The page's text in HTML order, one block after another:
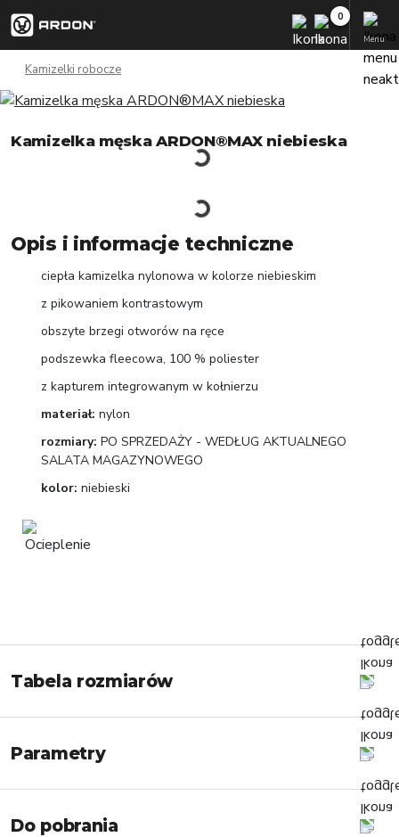
Menu
Kamizelki robocze
Kamizelka męska ARDON®MAX niebieska
Opis i informacje techniczne
ciepła kamizelka nylonowa w kolorze niebieskim
z pikowaniem kontrastowym
obszyte brzegi otworów na ręce
podszewka fleecowa, 100 % poliester
z kapturem integrowanym w kołnierzu
materiał: nylon
rozmiary: PO SPRZEDAŻY - WEDŁUG AKTUALNEGO
SALATA MAGAZYNOWEGO
kolor: niebieski
Tabela rozmiarów
Parametry
Do pobrania